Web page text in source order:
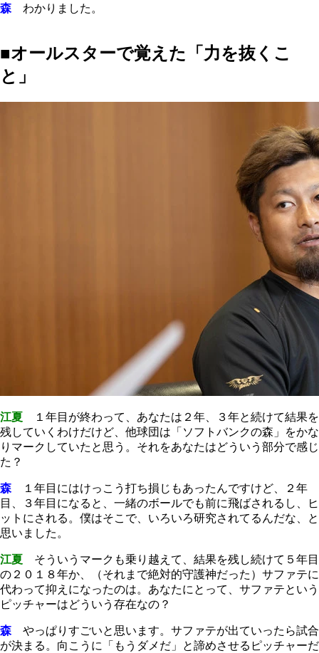
森 わかりました。
■オールスターで覚えた「力を抜くこ
と」
江夏 １年目が終わって、あなたは２年、３年と続けて結果を
残していくわけだけど、他球団は「ソフトバンクの森」をかな
りマークしていたと思う。それをあなたはどういう部分で感じ
た？
森 １年目にはけっこう打ち損じもあったんですけど、２年
目、３年目になると、一緒のボールでも前に飛ばされるし、ヒ
ットにされる。僕はそこで、いろいろ研究されてるんだな、と
思いました。
江夏 そういうマークも乗り越えて、結果を残し続けて５年目
の２０１８年か、（それまで絶対的守護神だった）サファテに
代わって抑えになったのは。あなたにとって、サファテという
ピッチャーはどういう存在なの？
森 やっぱりすごいと思います。サファテが出ていったら試合
が決まる。向こうに「もうダメだ」と諦めさせるピッチャーだ